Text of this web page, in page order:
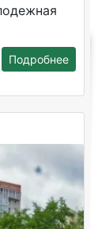
Подробнее